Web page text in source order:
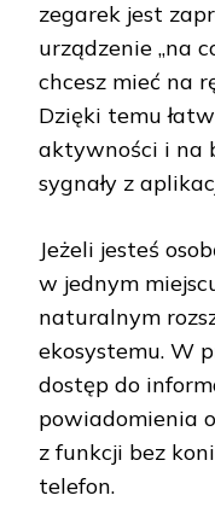
zegarek jest
urządzenie „na
chcesz mieć na
Dzięki temu
aktywności i na
sygnały z
Jeżeli jesteś
w jednym
naturalnym
ekosystemu. W
dostęp do
powiadomienia
z funkcji bez
telefon.